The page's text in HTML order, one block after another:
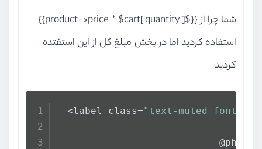
شما چرا از {{$product->price * $cart['quantity']}}
استفاده کردید اما در بخش مبلغ کل از این استفتده
کردید
  <label class=
"text-muted font-
                            @php